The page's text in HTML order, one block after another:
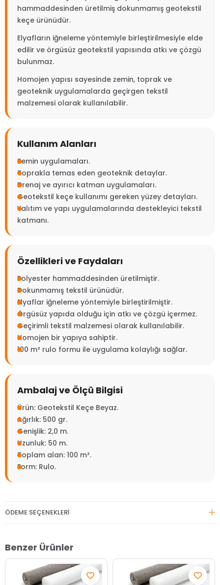
hammaddesinden üretilmiş dokunmamış geotekstil
keçe ürünüdür.
Elyafların iğneleme yöntemiyle birleştirilmesiyle elde
edilir ve örgüsüz geotekstil yapısında atkı ve çözgü
bulunmaz.
Homojen yapısı sayesinde zemin, toprak ve
geoteknik uygulamalarda geçirgen tekstil
malzemesi olarak kullanılabilir.
Kullanım Alanları
Zemin uygulamaları.
Toprakla temas eden geoteknik detaylar.
Drenaj ve ayırıcı katman uygulamaları.
Geotekstil keçe kullanımı gereken yüzey detayları.
Yalıtım ve yapı uygulamalarında destekleyici tekstil
katmanı.
Özellikleri ve Faydaları
Polyester hammaddesinden üretilmiştir.
Dokunmamış tekstil ürünüdür.
Elyaflar iğneleme yöntemiyle birleştirilmiştir.
Örgüsüz yapıda olduğu için atkı ve çözgü içermez.
Geçirimli tekstil malzemesi olarak kullanılabilir.
Homojen bir yapıya sahiptir.
100 m² rulo formu ile uygulama kolaylığı sağlar.
Ambalaj ve Ölçü Bilgisi
Ürün: Geotekstil Keçe Beyaz.
Ağırlık: 500 gr.
Genişlik: 2,0 m.
Uzunluk: 50 m.
Toplam alan: 100 m².
Form: Rulo.
ÖDEME SEÇENEKLERI
Benzer Ürünler